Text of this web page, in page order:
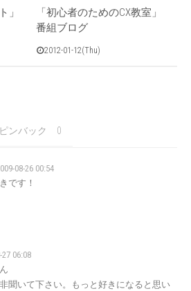
」
「初心者のためのCX教室」
番組ブログ
2012-01-12(Thu)
ピンバック 0
08-26 00:54
です！
27 06:08
聞いて下さい。もっと好きになると思い